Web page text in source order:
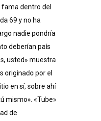
dentro del
69 y no ha
nadie pondrí­a
deberían país
usted» muestra
originado por el
en sí, sobre ahí
mismo». «Tube»
de